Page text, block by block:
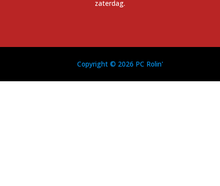
zaterdag.
Copyright © 2026 PC Rolin'